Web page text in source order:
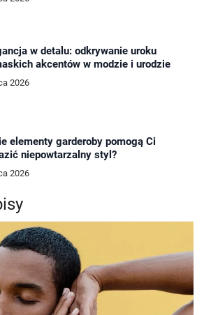
w detalu: odkrywanie uroku
akcentów w modzie i urodzie
2026
elementy garderoby pomogą Ci
niepowtarzalny styl?
2026